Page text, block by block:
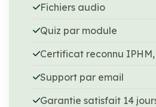
Fichiers audio
Quiz par module
Certificat reconnu IPHM,
Support par email
Garantie satisfait 14